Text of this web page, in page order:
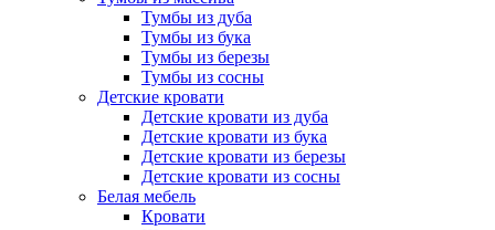
Тумбы из дуба
Тумбы из бука
Тумбы из березы
Тумбы из сосны
Детские кровати
Детские кровати из дуба
Детские кровати из бука
Детские кровати из березы
Детские кровати из сосны
Белая мебель
Кровати